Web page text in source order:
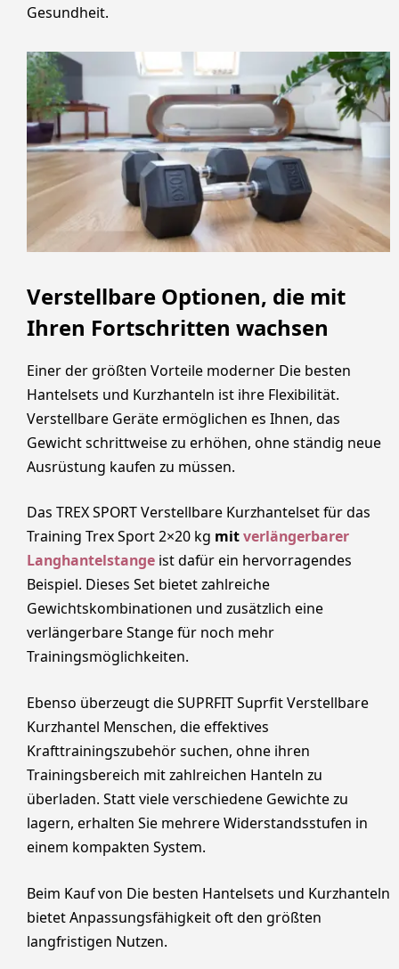
Gesundheit.
Verstellbare Optionen, die mit
Ihren Fortschritten wachsen
Einer der größten Vorteile moderner Die besten
Hantelsets und Kurzhanteln ist ihre Flexibilität.
Verstellbare Geräte ermöglichen es Ihnen, das
Gewicht schrittweise zu erhöhen, ohne ständig neue
Ausrüstung kaufen zu müssen.
Das TREX SPORT Verstellbare Kurzhantelset für das
Training Trex Sport 2×20 kg mitverlängerbarer
Langhantelstange ist dafür ein hervorragendes
Beispiel. Dieses Set bietet zahlreiche
Gewichtskombinationen und zusätzlich eine
verlängerbare Stange für noch mehr
Trainingsmöglichkeiten.
Ebenso überzeugt die SUPRFIT Suprfit Verstellbare
Kurzhantel Menschen, die effektives
Krafttrainingszubehör suchen, ohne ihren
Trainingsbereich mit zahlreichen Hanteln zu
überladen. Statt viele verschiedene Gewichte zu
lagern, erhalten Sie mehrere Widerstandsstufen in
einem kompakten System.
Beim Kauf von Die besten Hantelsets und Kurzhanteln
bietet Anpassungsfähigkeit oft den größten
langfristigen Nutzen.